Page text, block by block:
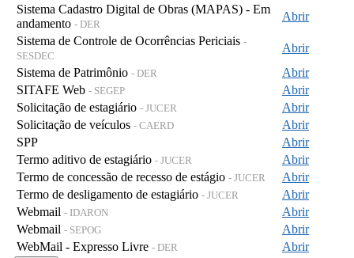
Sistema Cadastro Digital de Obras (MAPAS) - Em
andamento - DER
Abrir
Sistema de Controle de Ocorrências Periciais -
SESDEC
Abrir
Sistema de Patrimônio - DER
Abrir
SITAFE Web - SEGEP
Abrir
Solicitação de estagiário - JUCER
Abrir
Solicitação de veículos - CAERD
Abrir
SPP
Abrir
Termo aditivo de estagiário - JUCER
Abrir
Termo de concessão de recesso de estágio - JUCER
Abrir
Termo de desligamento de estagiário - JUCER
Abrir
Webmail - IDARON
Abrir
Webmail - SEPOG
Abrir
WebMail - Expresso Livre - DER Abrir